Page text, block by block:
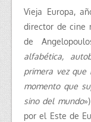
Vieja Europa,
director de cine
de
alfabética,
primera vez que
momento que
sino del mundo
por el Este de